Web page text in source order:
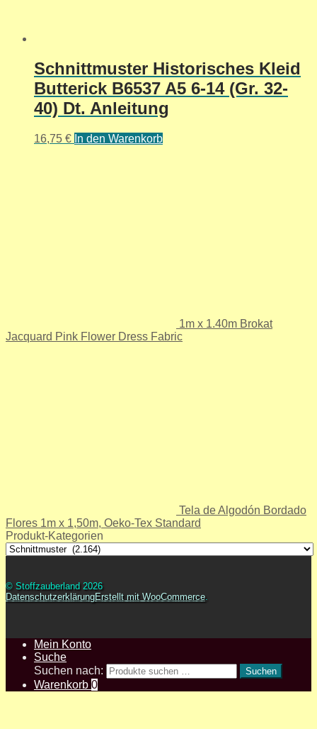
Schnittmuster Historisches Kleid
Butterick B6537 A5 6-14 (Gr. 32-
40) Dt. Anleitung
16,75 € In den Warenkorb
1m x 1.40m Brokat
Jacquard Pink Flower Dress Fabric
Tela de Algodón Bordado
Flores 1m x 1,50m, Oeko-Tex Standard
Produkt-Kategorien
© Stoffzauberland 2026
DatenschutzerklärungErstellt mit WooCommerce.
Mein Konto
Suche
Suchen nach:
Suchen
Warenkorb 0